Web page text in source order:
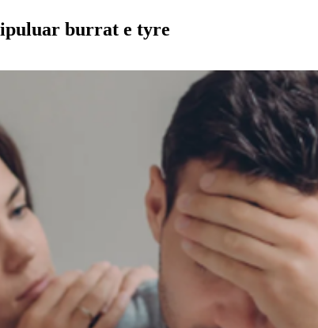
burrat e tyre